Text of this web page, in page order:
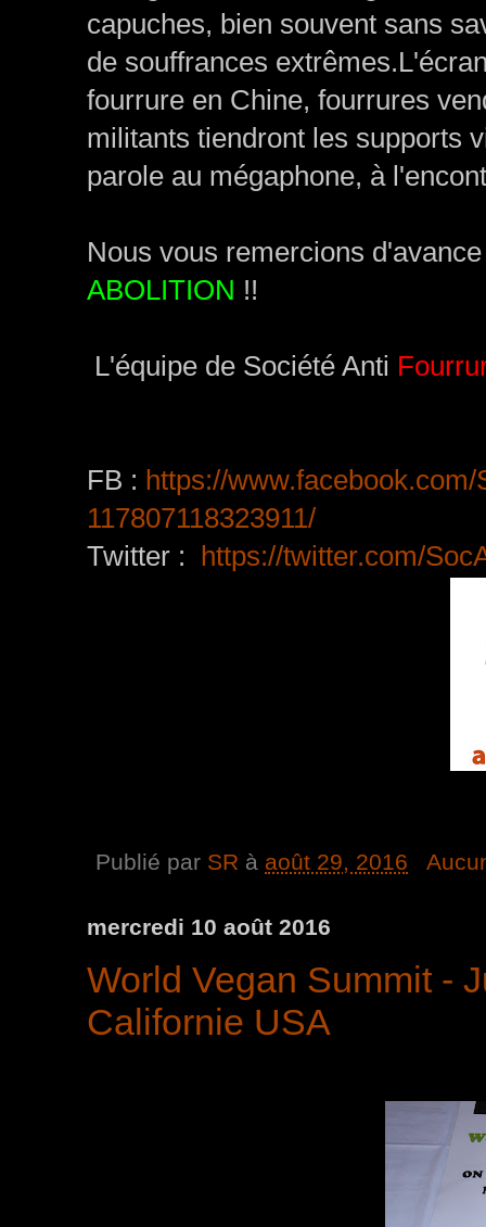
capuches, bien souvent sans
de souffrances
fourrure en Chine, fourrures
militants tiendront les supports
parole au mégaphone, à
Nous vous remercions
ABOLITION !!
L'équipe de Société Anti
FB : https://
117807118323911/
Twitter :
https://twitter.com/
Publié par SR à août 29, 2016
mercredi 10 août 2016
World Vegan Summit -
Californie USA